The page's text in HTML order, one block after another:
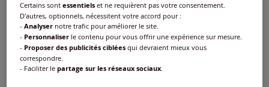
Nouveau
Polo petites pierres brillantes fantaisie
Réf : 684.012.076
Certains sontessentiels et ne requièrent pas votre consentement.
D'autres, optionnels, nécessitent votre accord pour :
-Analyser notre trafic pour améliorer le site.
- Personnaliser le contenu pour vous offrir une expérience sur mesure.
- Proposer des publicités ciblées qui devraient mieux vous
correspondre.
- Faciliter lepartage sur les réseaux sociaux.